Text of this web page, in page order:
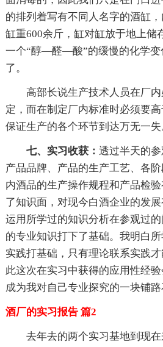
的排列着写有不同人名字的酒缸，
缸重600余斤，缸对缸放于地上储
一个“醇—醛—酸”的缓慢的化学变
了。
高部长说生产技术人员在厂
定，而在制定厂内标准时必须要
保证生产的各个环节到达万无一失
七、实习收获： 透过半天的
产品品牌、产品的生产工艺、各
内酒品的生产操作规程和产品检
了知识面，对现今白酒企业的发
运用所学过的知识分析在参观过
的专业知识打下了基础。我明白
实践打基础，只有理论联系实践
此这次在实习中获得的应用性经
成为我对自己专业探究的一块铺路
酒厂的实习报告 篇2
去年去的两个实习基地到现